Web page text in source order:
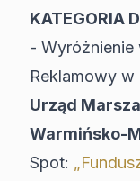
KATEGORIA
- Wyróżnienie
Reklamowy
Urząd
Warmińsko-
Spot: